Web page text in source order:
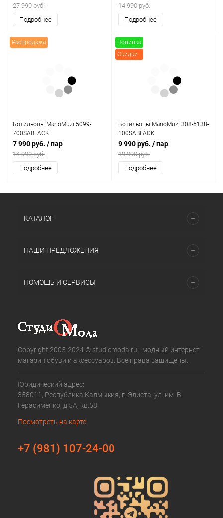
27 990 руб.
Подробнее
14 990 руб.
Подробнее
Распродажа
Ботильоны MarioMuzi 5099-
700SABLACK
7 990 руб. / пар
14 990 руб.
Подробнее
Новинка
Скидки
Ботильоны MarioMuzi 308-5138-
100SABLACK
9 990 руб. / пар
19 990 руб.
Подробнее
КАТАЛОГ
НАШИ ПРЕДЛОЖЕНИЯ
ПОМОЩЬ И СЕРВИСЫ
Copyright 2005-2024 © studiomoda.ru - модный интернет-
магазин обуви и аксессуаров. Все права защищены.
Юридический адрес:
358011, Республика Калмыкия, г. Элиста, ул. им. В.
Герасименко, д.5А, кв.58
Посмотреть на карте
+7 (981) 107-24-00